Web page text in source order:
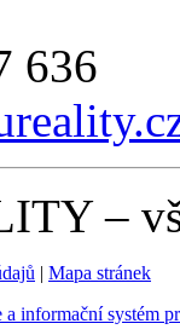
636
–
| Mapa stránek
a informační systém